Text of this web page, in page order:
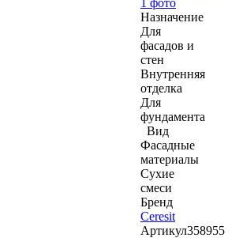
Назначение
Для
фасадов и
стен
Внутренняя
отделка
Для
фундамента
Вид
Фасадные
материалы
Сухие
смеси
Бренд
Ceresit
Артикул358955